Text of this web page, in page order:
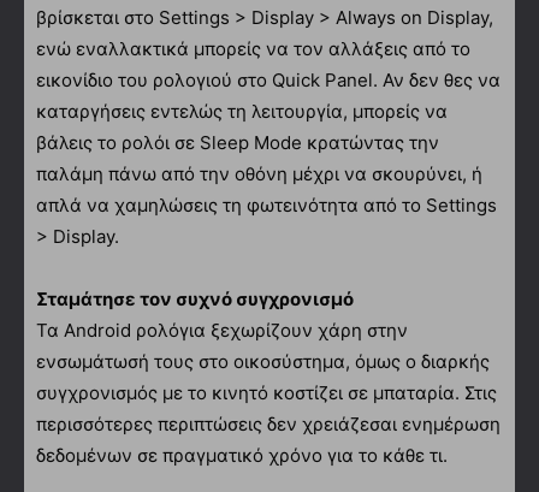
βρίσκεται στο Settings > Display > Always on Display,
ενώ εναλλακτικά μπορείς να τον αλλάξεις από το
εικονίδιο του ρολογιού στο Quick Panel. Αν δεν θες να
καταργήσεις εντελώς τη λειτουργία, μπορείς να
βάλεις το ρολόι σε Sleep Mode κρατώντας την
παλάμη πάνω από την οθόνη μέχρι να σκουρύνει, ή
απλά να χαμηλώσεις τη φωτεινότητα από το Settings
> Display.
Σταμάτησε τον συχνό συγχρονισμό
Τα Android ρολόγια ξεχωρίζουν χάρη στην
ενσωμάτωσή τους στο οικοσύστημα, όμως ο διαρκής
συγχρονισμός με το κινητό κοστίζει σε μπαταρία. Στις
περισσότερες περιπτώσεις δεν χρειάζεσαι ενημέρωση
δεδομένων σε πραγματικό χρόνο για το κάθε τι.